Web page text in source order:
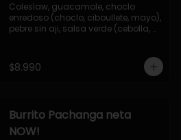
Coleslaw, guacamole, choclo
enredoso (choclo, ciboullete, mayo),
pebre sin aji, salsa verde (cebolla,
$8.990
Burrito Pachanga neta
NOW!